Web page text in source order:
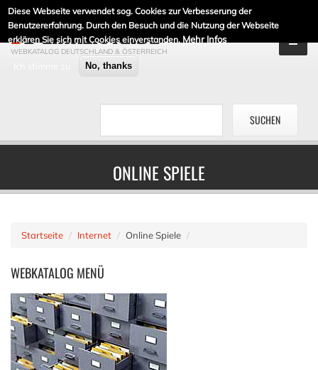
Diese Webseite verwendet sog. Cookies zur Verbesserung der
Benutzererfahrung. Durch den Besuch und die Nutzung der Webseite
erklären Sie sich mit Cookies einverstanden. Mehr Infos
No, thanks
DE-LINKLISTE.DE
WEBKATALOG DEUTSCHLAND & ÖSTERREICH
ONLINE SPIELE
Startseite Internet Online Spiele
WEBKATALOG MENÜ